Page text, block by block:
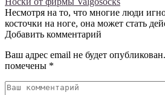
Несмотря на то, что многие люди
косточки на ноге, она может стать
Добавить комментарий
Ваш адрес email не будет опубликован.
помечены *